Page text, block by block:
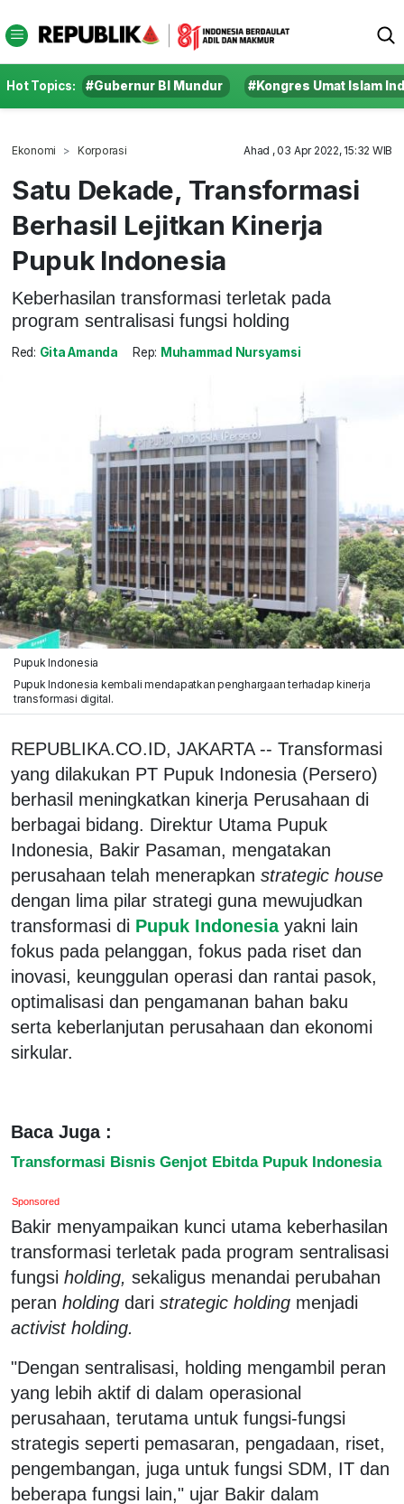
Hot Topics: #Gubernur BI Mundur #Kongres Umat Islam
Ekonomi Korporasi Ahad , 03 Apr 2022, 15:32 WIB
Satu Dekade, Transformasi
Berhasil Lejitkan Kinerja
Pupuk Indonesia
Keberhasilan transformasi terletak pada
program sentralisasi fungsi holding
Red: Gita Amanda Rep: Muhammad Nursyamsi
Pupuk Indonesia
Pupuk Indonesia kembali mendapatkan penghargaan terhadap kinerja
transformasi digital.
REPUBLIKA.CO.ID, JAKARTA -- Transformasi
yang dilakukan PT Pupuk Indonesia (Persero)
berhasil meningkatkan kinerja Perusahaan di
berbagai bidang. Direktur Utama Pupuk
Indonesia, Bakir Pasaman, mengatakan
perusahaan telah menerapkan strategic house
dengan lima pilar strategi guna mewujudkan
transformasi di Pupuk Indonesia yakni lain
fokus pada pelanggan, fokus pada riset dan
inovasi, keunggulan operasi dan rantai pasok,
optimalisasi dan pengamanan bahan baku
serta keberlanjutan perusahaan dan ekonomi
sirkular.
Baca Juga :
Transformasi Bisnis Genjot Ebitda Pupuk Indonesia
Sponsored
Bakir menyampaikan kunci utama keberhasilan
transformasi terletak pada program sentralisasi
fungsi holding, sekaligus menandai perubahan
peran holding dari strategic holding menjadi
activist holding.
"Dengan sentralisasi, holding mengambil peran
yang lebih aktif di dalam operasional
perusahaan, terutama untuk fungsi-fungsi
strategis seperti pemasaran, pengadaan, riset,
pengembangan, juga untuk fungsi SDM, IT dan
beberapa fungsi lain," ujar Bakir dalam